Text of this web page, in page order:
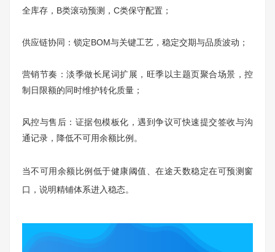
全库存，B类滚动预测，C类保守配置；
供应链协同：锁定BOM与关键工艺，稳定交期与品质波动；
营销节奏：淡季做长尾词扩展，旺季以主题页聚合场景，控
制日限额的同时维护转化质量；
风控与售后：证据包模板化，遇到争议可快速提交签收与沟
通记录，降低不可用余额比例。
当不可用余额比例低于健康阈值、在途天数稳定在可预测窗
口，说明精铺体系进入稳态。